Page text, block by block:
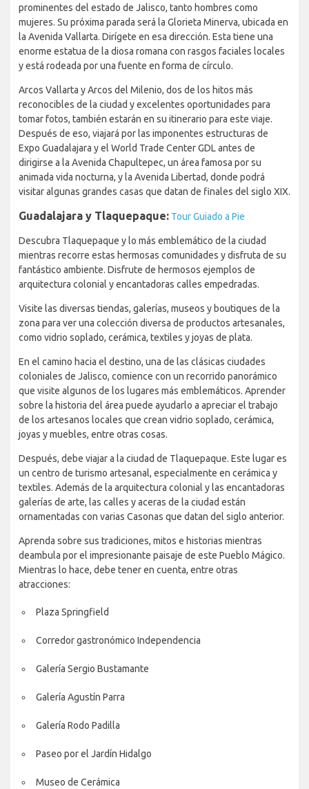
prominentes del estado de Jalisco, tanto hombres como
mujeres. Su próxima parada será la Glorieta Minerva, ubicada en
la Avenida Vallarta. Dirígete en esa dirección. Esta tiene una
enorme estatua de la diosa romana con rasgos faciales locales
y está rodeada por una fuente en forma de círculo.
Arcos Vallarta y Arcos del Milenio, dos de los hitos más
reconocibles de la ciudad y excelentes oportunidades para
tomar fotos, también estarán en su itinerario para este viaje.
Después de eso, viajará por las imponentes estructuras de
Expo Guadalajara y el World Trade Center GDL antes de
dirigirse a la Avenida Chapultepec, un área famosa por su
animada vida nocturna, y la Avenida Libertad, donde podrá
visitar algunas grandes casas que datan de finales del siglo XIX.
Guadalajara y Tlaquepaque: Tour Guiado a Pie
Descubra Tlaquepaque y lo más emblemático de la ciudad
mientras recorre estas hermosas comunidades y disfruta de su
fantástico ambiente. Disfrute de hermosos ejemplos de
arquitectura colonial y encantadoras calles empedradas.
Visite las diversas tiendas, galerías, museos y boutiques de la
zona para ver una colección diversa de productos artesanales,
como vidrio soplado, cerámica, textiles y joyas de plata.
En el camino hacia el destino, una de las clásicas ciudades
coloniales de Jalisco, comience con un recorrido panorámico
que visite algunos de los lugares más emblemáticos. Aprender
sobre la historia del área puede ayudarlo a apreciar el trabajo
de los artesanos locales que crean vidrio soplado, cerámica,
joyas y muebles, entre otras cosas.
Después, debe viajar a la ciudad de Tlaquepaque. Este lugar es
un centro de turismo artesanal, especialmente en cerámica y
textiles. Además de la arquitectura colonial y las encantadoras
galerías de arte, las calles y aceras de la ciudad están
ornamentadas con varias Casonas que datan del siglo anterior.
Aprenda sobre sus tradiciones, mitos e historias mientras
deambula por el impresionante paisaje de este Pueblo Mágico.
Mientras lo hace, debe tener en cuenta, entre otras
atracciones:
Plaza Springfield
Corredor gastronómico Independencia
Galería Sergio Bustamante
Galería Agustín Parra
Galería Rodo Padilla
Paseo por el Jardín Hidalgo
Museo de Cerámica